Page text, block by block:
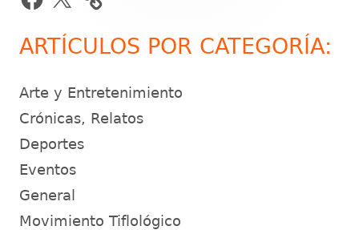
ARTÍCULOS POR CATEGORÍA:
Arte y Entretenimiento
Crónicas, Relatos
Deportes
Eventos
General
Movimiento Tiflológico